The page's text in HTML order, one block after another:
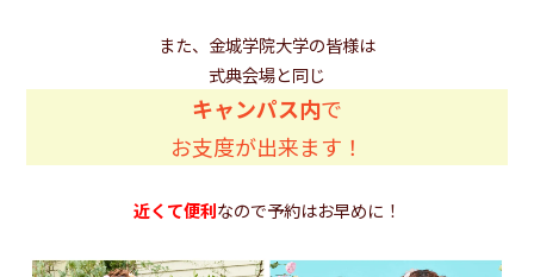
また、金城学院大学の皆様は
式典会場と同じ
キャンパス内で
お支度が出来ます！
近くて便利なので予約はお早めに！